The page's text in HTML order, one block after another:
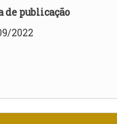
de publicação
2022